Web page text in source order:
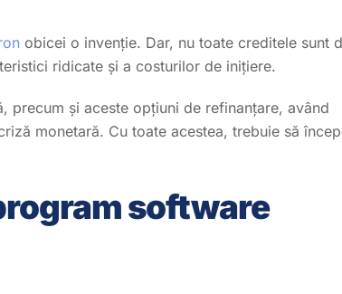
obicei o invenție. Dar, nu toate creditele sunt
ridicate și a costurilor de inițiere.
precum și aceste opțiuni de refinanțare, având
monetară. Cu toate acestea, trebuie să
software